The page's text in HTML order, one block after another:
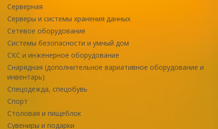
Серверная
Серверы и системы хранения данных
Сетевое оборудование
Системы безопасности и умный дом
СКС и инженерное оборудование
Снарядная (дополнительное вариативное оборудование и
инвентарь)
Спецодежда, спецобувь
Спорт
Столовая и пищеблок
Сувениры и подарки